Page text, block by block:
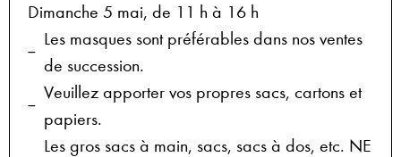
Dimanche 5 mai, de 11 h à 16 h
Les masques sont préférables dans nos ventes
de succession.
Veuillez apporter vos propres sacs, cartons et
papiers.
Les gros sacs à main, sacs, sacs à dos, etc. NE